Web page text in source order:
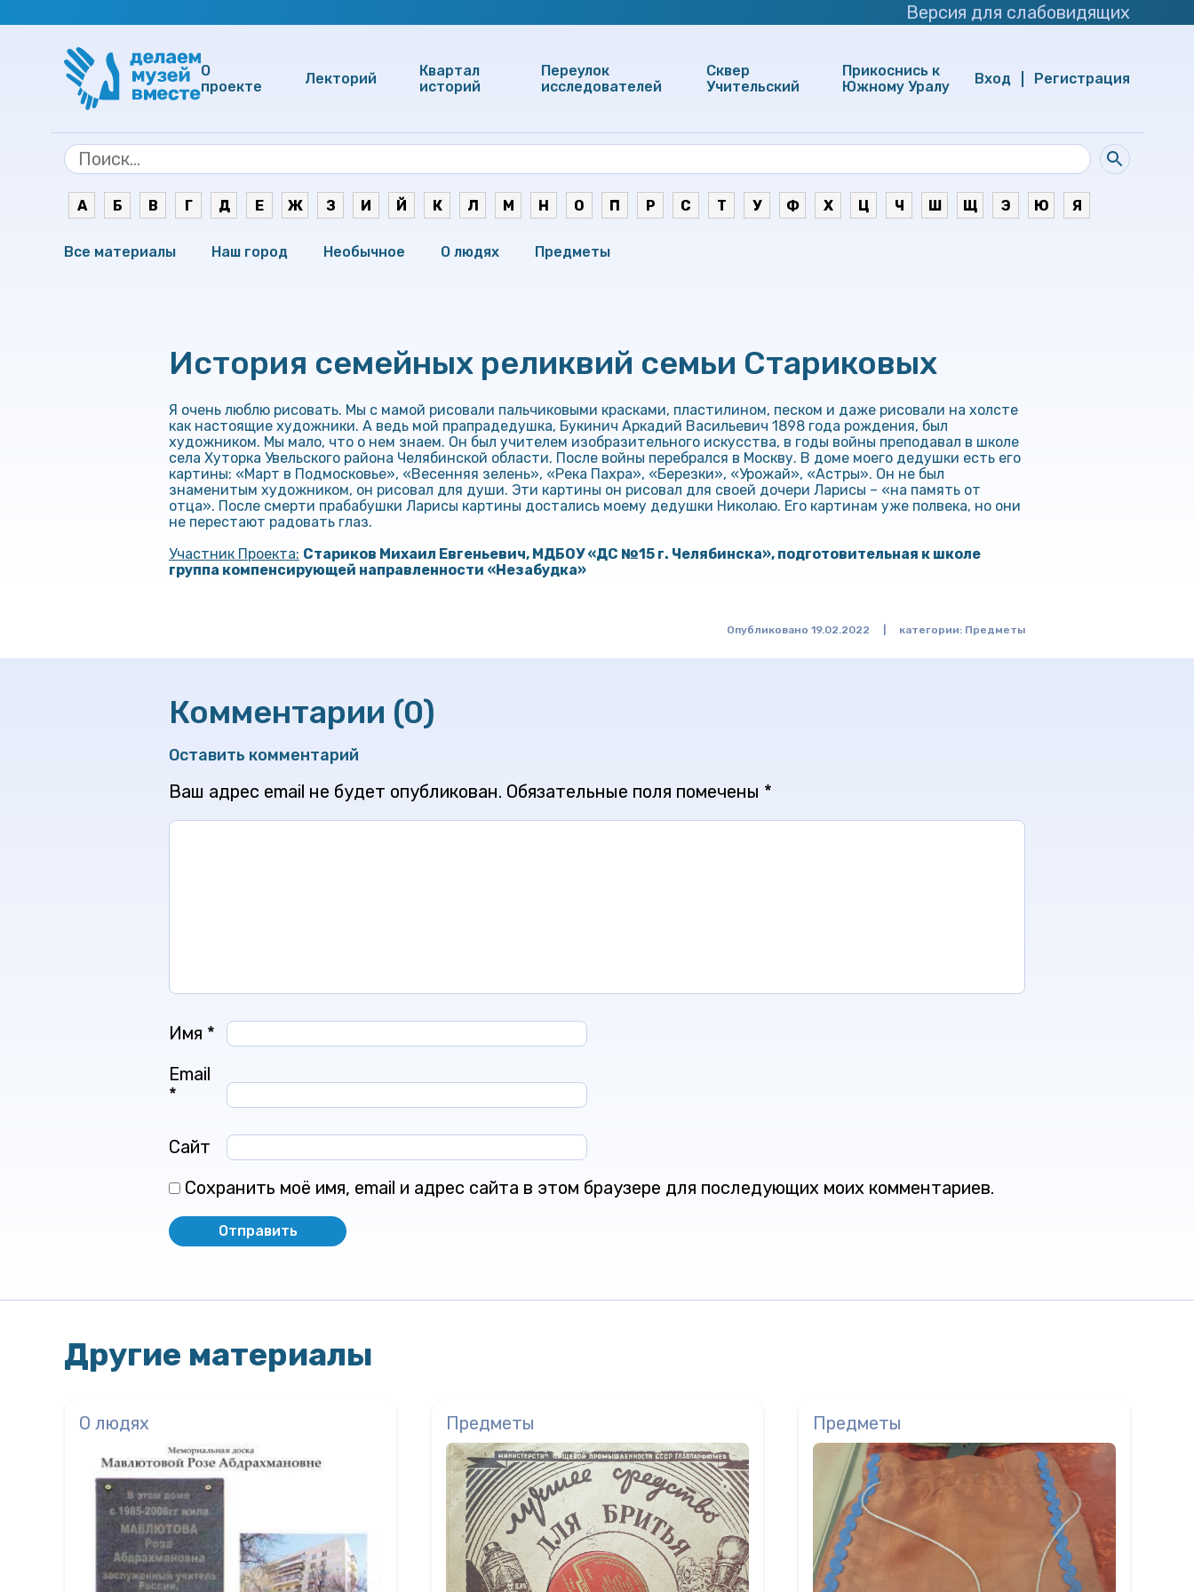
Версия для слабовидящих
О
проекте
Лекторий
Квартал
историй
Переулок
исследователей
Сквер
Учительский
Прикоснись к
Южному Уралу
Вход Регистрация
А Б В Г Д Е Ж З И Й К Л М Н О П Р С Т У Ф Х Ц Ч Ш Щ Э Ю Я
Все материалы Наш город Необычное О людях Предметы
История семейных реликвий семьи Стариковых
Я очень люблю рисовать. Мы с мамой рисовали пальчиковыми красками, пластилином, песком и даже рисовали на холсте
как настоящие художники. А ведь мой прапрадедушка, Букинич Аркадий Васильевич 1898 года рождения, был
художником. Мы мало, что о нем знаем. Он был учителем изобразительного искусства, в годы войны преподавал в школе
села Хуторка Увельского района Челябинской области. После войны перебрался в Москву. В доме моего дедушки есть его
картины: «Март в Подмосковье», «Весенняя зелень», «Река Пахра», «Березки», «Урожай», «Астры». Он не был
знаменитым художником, он рисовал для души. Эти картины он рисовал для своей дочери Ларисы – «на память от
отца». После смерти прабабушки Ларисы картины достались моему дедушки Николаю. Его картинам уже полвека, но они
не перестают радовать глаз.
Участник Проекта: Стариков Михаил Евгеньевич, МДБОУ «ДС №15 г. Челябинска», подготовительная к школе
группа компенсирующей направленности «Незабудка»
Опубликовано 19.02.2022 категории: Предметы
Комментарии (0)
Оставить комментарий
Ваш адрес email не будет опубликован. Обязательные поля помечены *
Имя *
Email
*
Сайт
Сохранить моё имя, email и адрес сайта в этом браузере для последующих моих комментариев.
Другие материалы
О людях Предметы Предметы